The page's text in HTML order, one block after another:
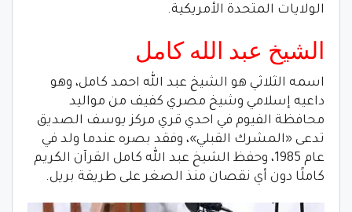
الولايات المتحدة الأمريكية.
الشيخ عبد الله كامل
اسمه الثلاثي هو الشيخ عبد الله احمد كامل، وهو
داعيه إسلامي وشيخ مصري كفيف من مواليد
محافظة الفيوم في احدي قري مركز يوسف الصديق
تدعى «المشرك القبلي»، وفقد بصره عندما ولد في
عام 1985، وحفظ الشيخ عبد الله كامل القرآن الكريم
كاملًا دون أي نقصان منذ الصغر على طريقة بريل.